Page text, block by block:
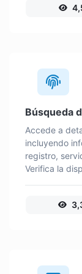
Búsqueda
Accede a
incluyendo
registro,
Verifica la